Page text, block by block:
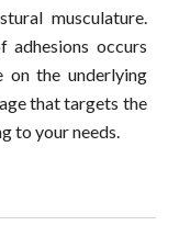
musculature.
adhesions occurs
on the underlying
that targets the
to your needs.